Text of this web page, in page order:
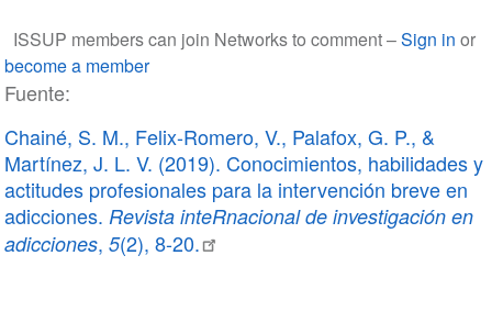
ISSUP members can join Networks to comment –Sign in or
become a member
Fuente:
Chainé, S. M., Felix-Romero, V., Palafox, G. P., &
Martínez, J. L. V. (2019). Conocimientos, habilidades y
actitudes profesionales para la intervención breve en
adicciones. Revista inteRnacional de investigación en
adicciones, 5(2), 8-20.